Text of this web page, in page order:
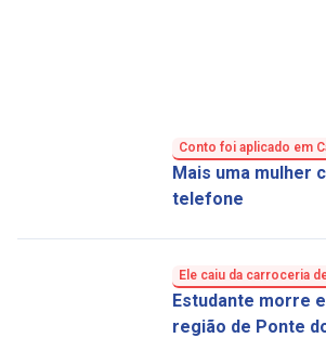
Conto foi aplicado em
Mais uma mulher
telefone
Ele caiu da carroceria
Estudante morre
região de Ponte